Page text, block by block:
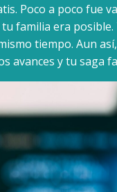
Poco a poco fue
familia era
tiempo. Aun
avances y tu saga